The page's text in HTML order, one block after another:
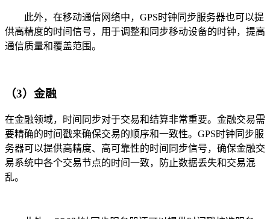
此外，在移动通信网络中，GPS时钟同步服务器也可以提
供高精度的时间信号，用于调整和同步移动设备的时钟，提高
通信质量和覆盖范围。
（3）金融
在金融领域，时间同步对于交易和结算非常重要。金融交易需
要精确的时间戳来确保交易的顺序和一致性。GPS时钟同步服
务器可以提供高精度、高可靠性的时间同步信号，确保金融交
易系统中各个交易节点的时间一致，防止数据丢失和交易混
乱。